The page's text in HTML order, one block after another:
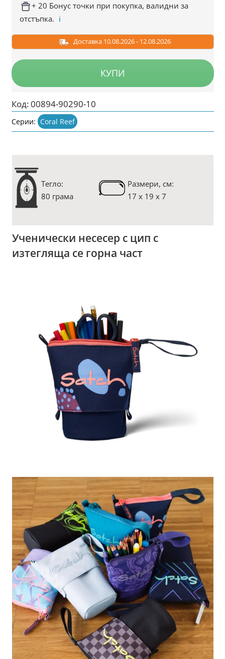
+ 20 Бонус точки при покупка, валидни за
отстъпка. ℹ️
Доставка 10.08.2026 - 12.08.2026
КУПИ
Код:00894-90290-10
Серии: Coral Reef
Тегло:
80 грама
Размери, см:
17 x 19 x 7
Ученически несесер с цип с
изтегляща се горна част